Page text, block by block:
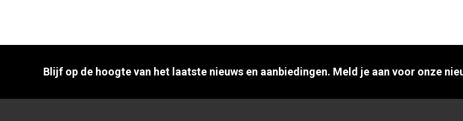
Blijf op de hoogte van het laatste nieuws en aanbiedingen. Meld je aan voor onze